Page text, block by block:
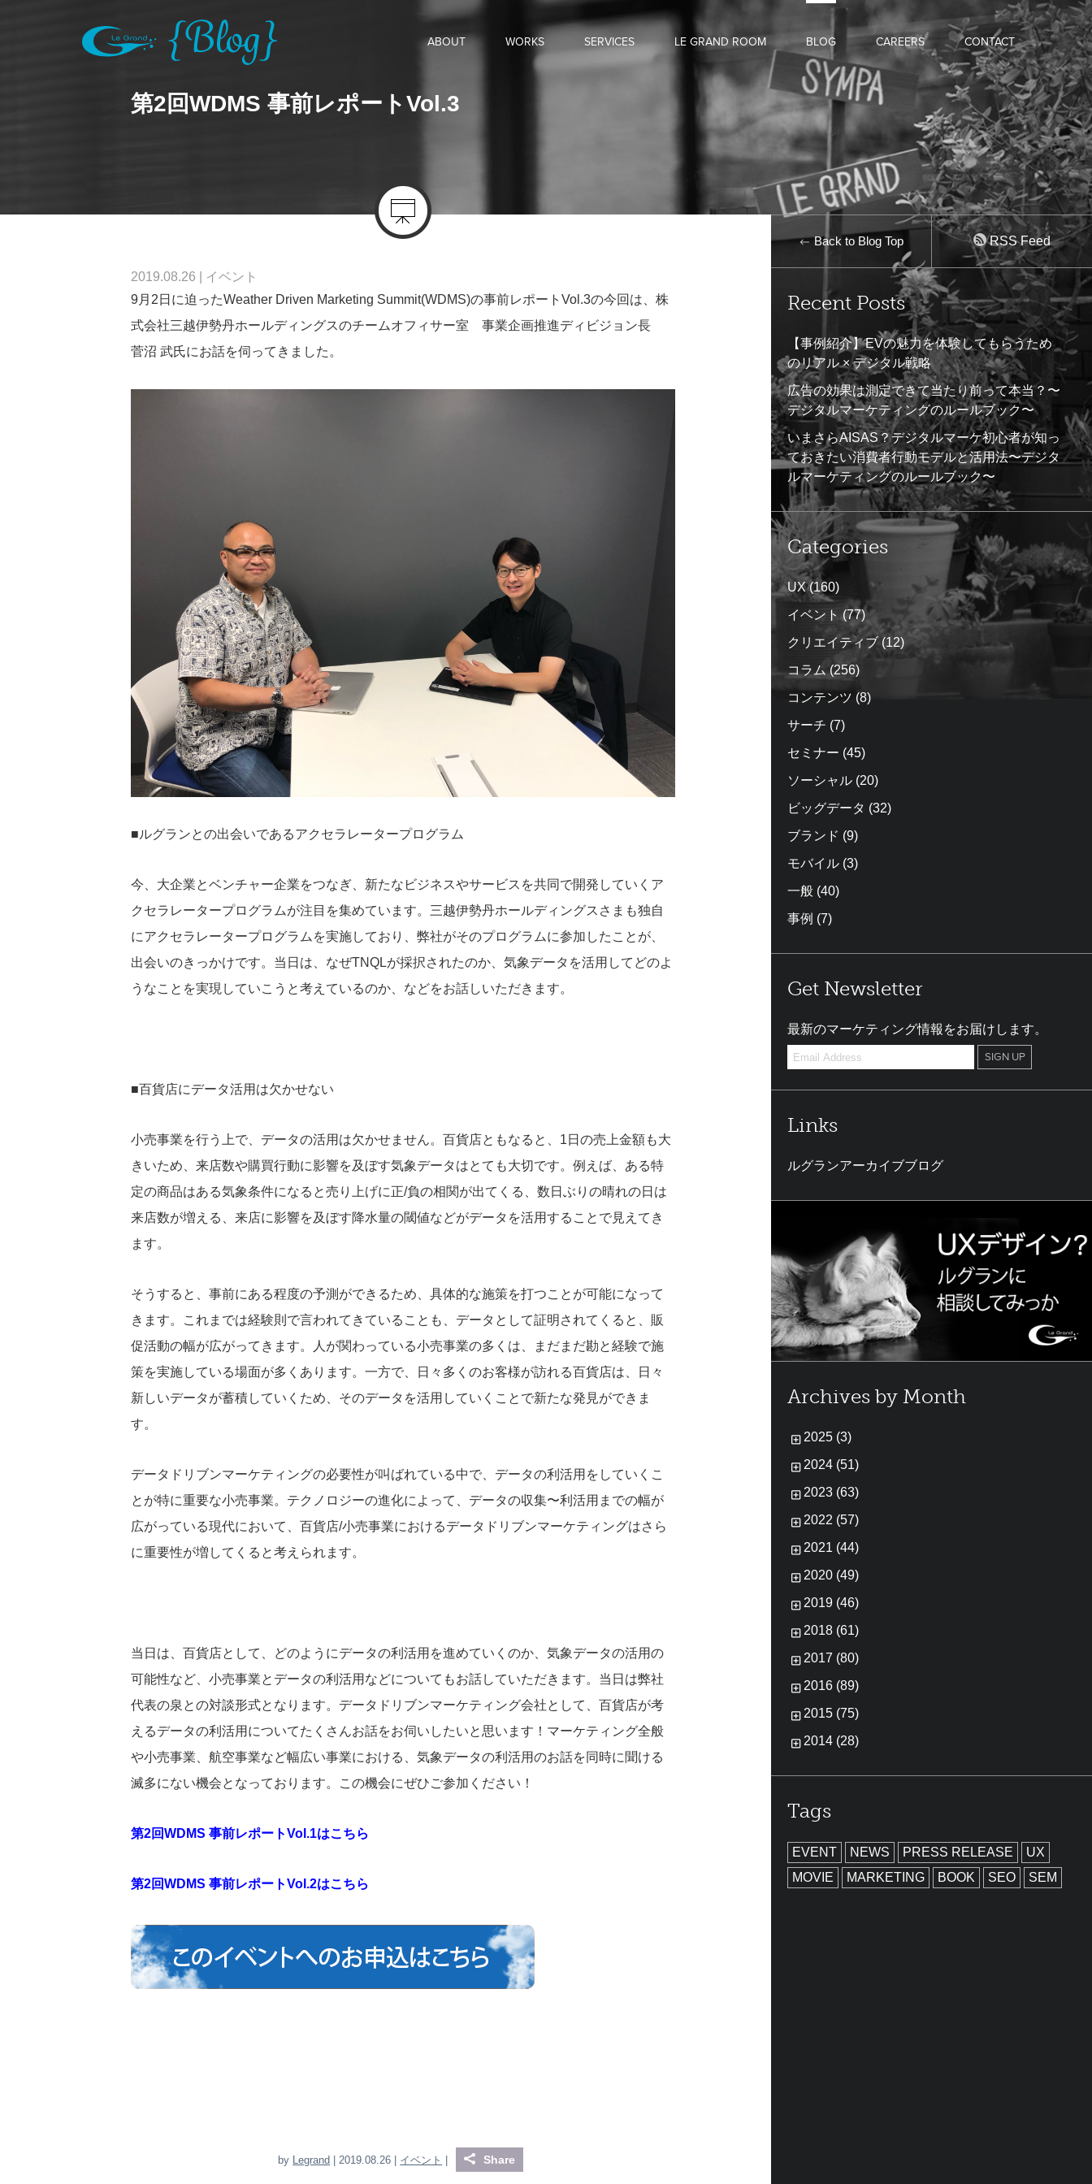
ABOUT WORKS SERVICES LE GRAND ROOM BLOG CAREERS CONTACT
第2回WDMS 事前レポートVol.3
2019.08.26
イベント
9月2日に迫ったWeather Driven Marketing Summit(WDMS)の事前レポートVol.3の今回は、株
式会社三越伊勢丹ホールディングスのチームオフィサー室 事業企画推進ディビジョン長
菅沼 武氏にお話を伺ってきました。
■ルグランとの出会いであるアクセラレータープログラム
今、大企業とベンチャー企業をつなぎ、新たなビジネスやサービスを共同で開発していくア
クセラレータープログラムが注目を集めています。三越伊勢丹ホールディングスさまも独自
にアクセラレータープログラムを実施しており、弊社がそのプログラムに参加したことが、
出会いのきっかけです。当日は、なぜTNQLが採択されたのか、気象データを活用してどのよ
うなことを実現していこうと考えているのか、などをお話しいただきます。
■百貨店にデータ活用は欠かせない
小売事業を行う上で、データの活用は欠かせません。百貨店ともなると、1日の売上金額も大
きいため、来店数や購買行動に影響を及ぼす気象データはとても大切です。例えば、ある特
定の商品はある気象条件になると売り上げに正/負の相関が出てくる、数日ぶりの晴れの日は
来店数が増える、来店に影響を及ぼす降水量の閾値などがデータを活用することで見えてき
ます。
そうすると、事前にある程度の予測ができるため、具体的な施策を打つことが可能になって
きます。これまでは経験則で言われてきていることも、データとして証明されてくると、販
促活動の幅が広がってきます。人が関わっている小売事業の多くは、まだまだ勘と経験で施
策を実施している場面が多くあります。一方で、日々多くのお客様が訪れる百貨店は、日々
新しいデータが蓄積していくため、そのデータを活用していくことで新たな発見ができま
す。
データドリブンマーケティングの必要性が叫ばれている中で、データの利活用をしていくこ
とが特に重要な小売事業。テクノロジーの進化によって、データの収集〜利活用までの幅が
広がっている現代において、百貨店/小売事業におけるデータドリブンマーケティングはさら
に重要性が増してくると考えられます。
当日は、百貨店として、どのようにデータの利活用を進めていくのか、気象データの活用の
可能性など、小売事業とデータの利活用などについてもお話していただきます。当日は弊社
代表の泉との対談形式となります。データドリブンマーケティング会社として、百貨店が考
えるデータの利活用についてたくさんお話をお伺いしたいと思います！マーケティング全般
や小売事業、航空事業など幅広い事業における、気象データの利活用のお話を同時に聞ける
滅多にない機会となっております。この機会にぜひご参加ください！
第2回WDMS 事前レポートVol.1はこちら
第2回WDMS 事前レポートVol.2はこちら
by Legrand | 2019.08.26 | イベント Share
Back to Blog Top RSS Feed
Recent Posts
【事例紹介】EVの魅力を体験してもらうため
のリアル × デジタル戦略
広告の効果は測定できて当たり前って本当？〜
デジタルマーケティングのルールブック〜
いまさらAISAS？デジタルマーケ初心者が知っ
ておきたい消費者行動モデルと活用法〜デジタ
ルマーケティングのルールブック〜
Categories
UX(160)
イベント(77)
クリエイティブ(12)
コラム (256)
コンテンツ (8)
サーチ (7)
セミナー (45)
ソーシャル (20)
ビッグデータ (32)
ブランド (9)
モバイル (3)
一般 (40)
事例 (7)
Get Newsletter
最新のマーケティング情報をお届けします。
Links
ルグランアーカイブブログ
Archives by Month
2025 (3)
2024 (51)
2023 (63)
2022 (57)
2021 (44)
2020 (49)
2019 (46)
2018 (61)
2017 (80)
2016 (89)
2015 (75)
2014 (28)
Tags
EVENT NEWS PRESS RELEASE
UX
MOVIE
MARKETING BOOK SEO SEM